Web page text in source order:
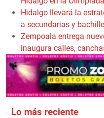
Hidalgo llevará la
a secundarias y
Zempoala entrega
inaugura calles,
Lo más reciente